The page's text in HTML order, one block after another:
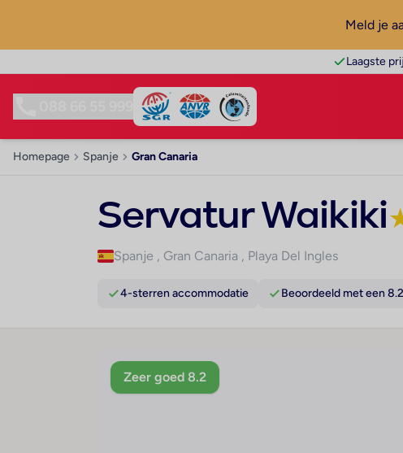
Meld je
Laagste
Homepage Spanje Gran Canaria
Servatur Waikiki
Spanje , Gran Canaria , Playa Del Ingles
4-sterren accommodatie Beoordeeld met een 8.2
Zeer goed 8.2